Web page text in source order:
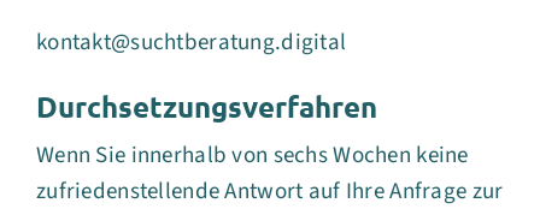
kontakt@suchtberatung.digital
Durchsetzungsverfahren
Wenn Sie innerhalb von sechs Wochen keine
zufriedenstellende Antwort auf Ihre Anfrage zur